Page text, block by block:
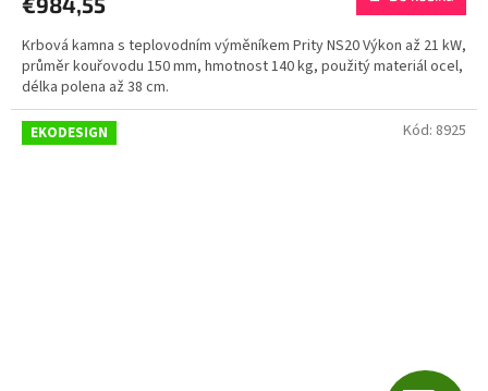
Krbová kamna s teplovodním výměníkem Prity NS20 Výkon až 21 kW,
průměr kouřovodu 150 mm, hmotnost 140 kg, použitý materiál ocel,
délka polena až 38 cm.
EKODESIGN Kód: 8925